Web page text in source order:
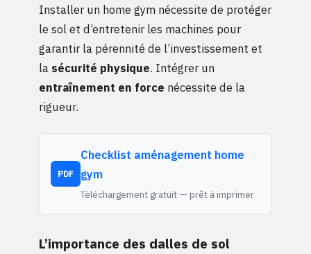
Installer un home gym nécessite de protéger
le sol et d’entretenir les machines pour
garantir la pérennité de l’investissement et
la sécurité physique. Intégrer un
entraînement en force nécessite de la
rigueur.
PDF
Checklist aménagement home
gym
Téléchargement gratuit — prêt à imprimer
L’importance des dalles de sol